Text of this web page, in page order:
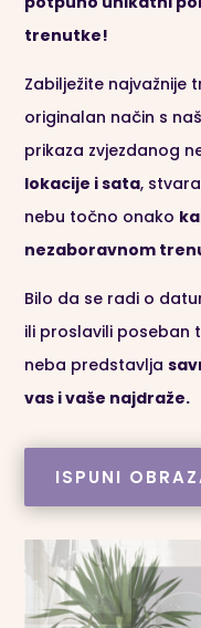
trenutke!
Zabilježite najvažnije
originalan način s
prikaza zvjezdanog
lokacije i sata,
nebu točno onako
nezaboravnom
Bilo da se radi o
ili proslavili poseban
neba predstavlja
vas i vaše najdraže.
ISPUNI